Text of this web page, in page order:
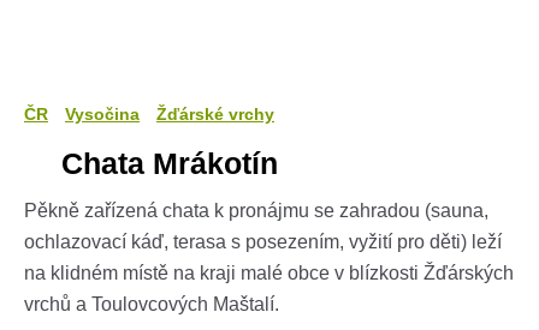
ČR Vysočina Žďárské vrchy
Chata Mrákotín
Pěkně zařízená chata k pronájmu se zahradou (sauna,
ochlazovací káď, terasa s posezením, vyžití pro děti) leží
na klidném místě na kraji malé obce v blízkosti Žďárských
vrchů a Toulovcových Maštalí.